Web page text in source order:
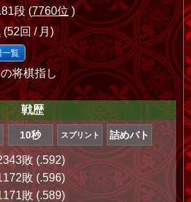
段 (7760位)
(52回 / 月)
一覧
将棋指し
戦歴
10秒 スプリント 詰めバト
敗 (.592)
敗 (.596)
敗 (.589)